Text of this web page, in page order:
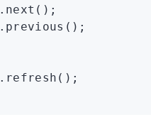
.next ();
.previous ();
.refresh ();